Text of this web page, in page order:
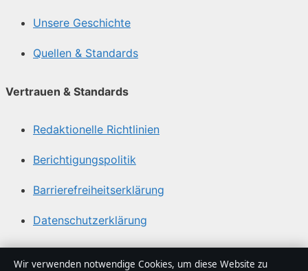
Unsere Geschichte
Quellen & Standards
Vertrauen & Standards
Redaktionelle Richtlinien
Berichtigungspolitik
Barrierefreiheitserklärung
Datenschutzerklärung
Über Sachstruktur in Kürze
Wir verwenden notwendige Cookies, um diese Website zu